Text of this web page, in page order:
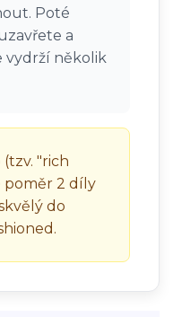
Poté
a
vydrží několik
"rich
poměr 2 díly
do